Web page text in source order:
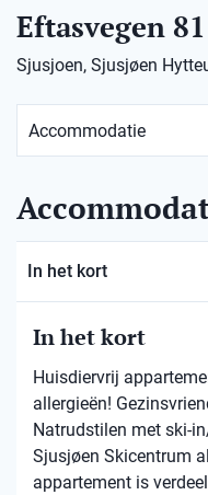
Eftasvegen 81
Sjusjoen, Sjusjøen
In het kort
In het kort
Huisdiervrij
allergieën!
Natrudstilen met ski-
Sjusjøen Skicentrum
appartement is